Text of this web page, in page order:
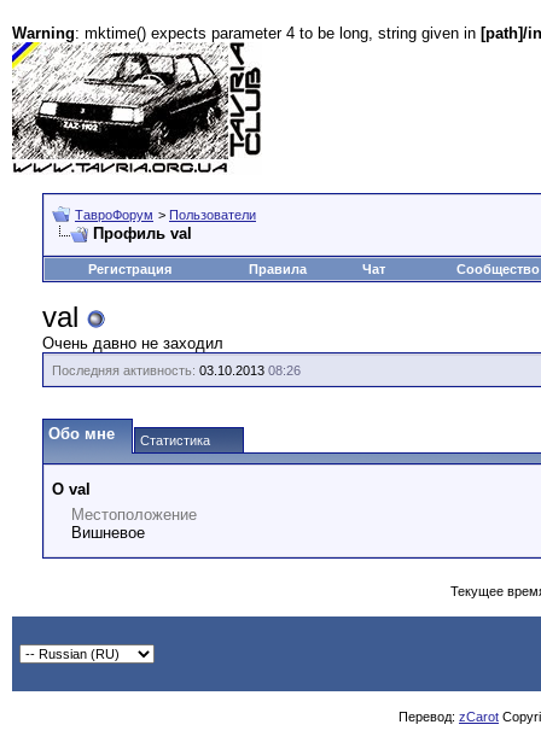
Warning: mktime() expects parameter 4 to be long, string given in [path]/
ТавроФорум > Пользователи
Профиль val
Регистрация Правила Чат Сообщество
val
Очень давно не заходил
Последняя активность: 03.10.2013 08:26
Обо мне Статистика
О val
Местоположение
Вишневое
Текущее
Перевод: zCarot